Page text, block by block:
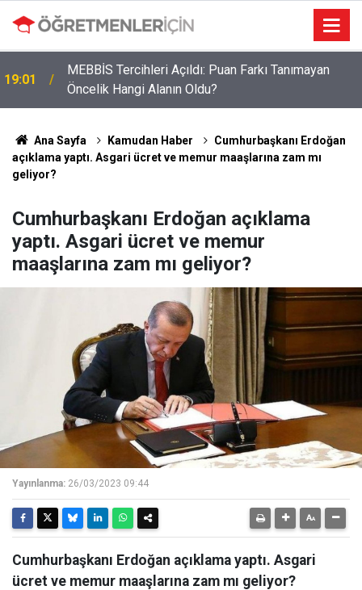
19:01
MEBBİS Tercihleri Açıldı: Puan Farkı Tanımayan
Öncelik Hangi Alanın Oldu?
Öğretmenlere Müjdeli Haber: Bu 12 İlde Norm
Ana Sayfa Kamudan Haber
Cumhurbaşkanı Erdoğan
açıklama yaptı. Asgari ücret ve memur maaşlarına zam mı
geliyor?
Cumhurbaşkanı Erdoğan açıklama
yaptı. Asgari ücret ve memur
maaşlarına zam mı geliyor?
Yayınlanma: 26/03/2023 09:44
Cumhurbaşkanı Erdoğan açıklama yaptı. Asgari
ücret ve memur maaşlarına zam mı geliyor?